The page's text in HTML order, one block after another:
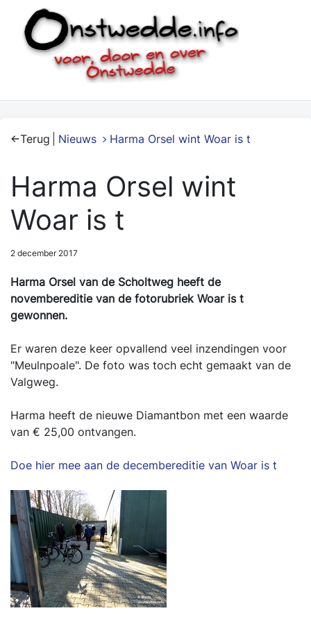
Terug Nieuws Harma Orsel wint Woar is t
Harma Orsel wint
Woar is t
2 december 2017
Harma Orsel van de Scholtweg heeft de
novembereditie van de fotorubriek Woar is t
gewonnen.
Er waren deze keer opvallend veel inzendingen voor
"Meulnpoale". De foto was toch echt gemaakt van de
Valgweg.
Harma heeft de nieuwe Diamantbon met een waarde
van € 25,00 ontvangen.
Doe hier mee aan de decembereditie van Woar is t